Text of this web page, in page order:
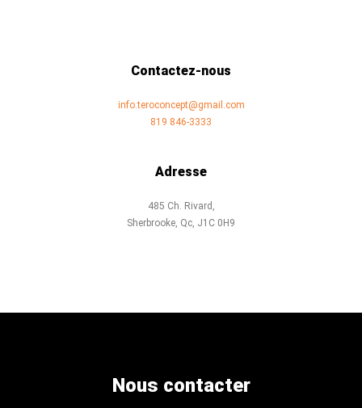
Contactez-nous
info.teroconcept@gmail.com
819 846-3333
Adresse
485 Ch. Rivard,
Sherbrooke, Qc, J1C 0H9
Nous contacter